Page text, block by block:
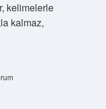
kelimelerle
kalmaz,